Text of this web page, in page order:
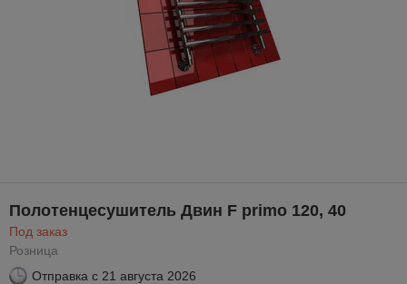
Полотенцесушитель Двин F primo 120, 40
Под заказ
Розница
Отправка с 21 августа 2026